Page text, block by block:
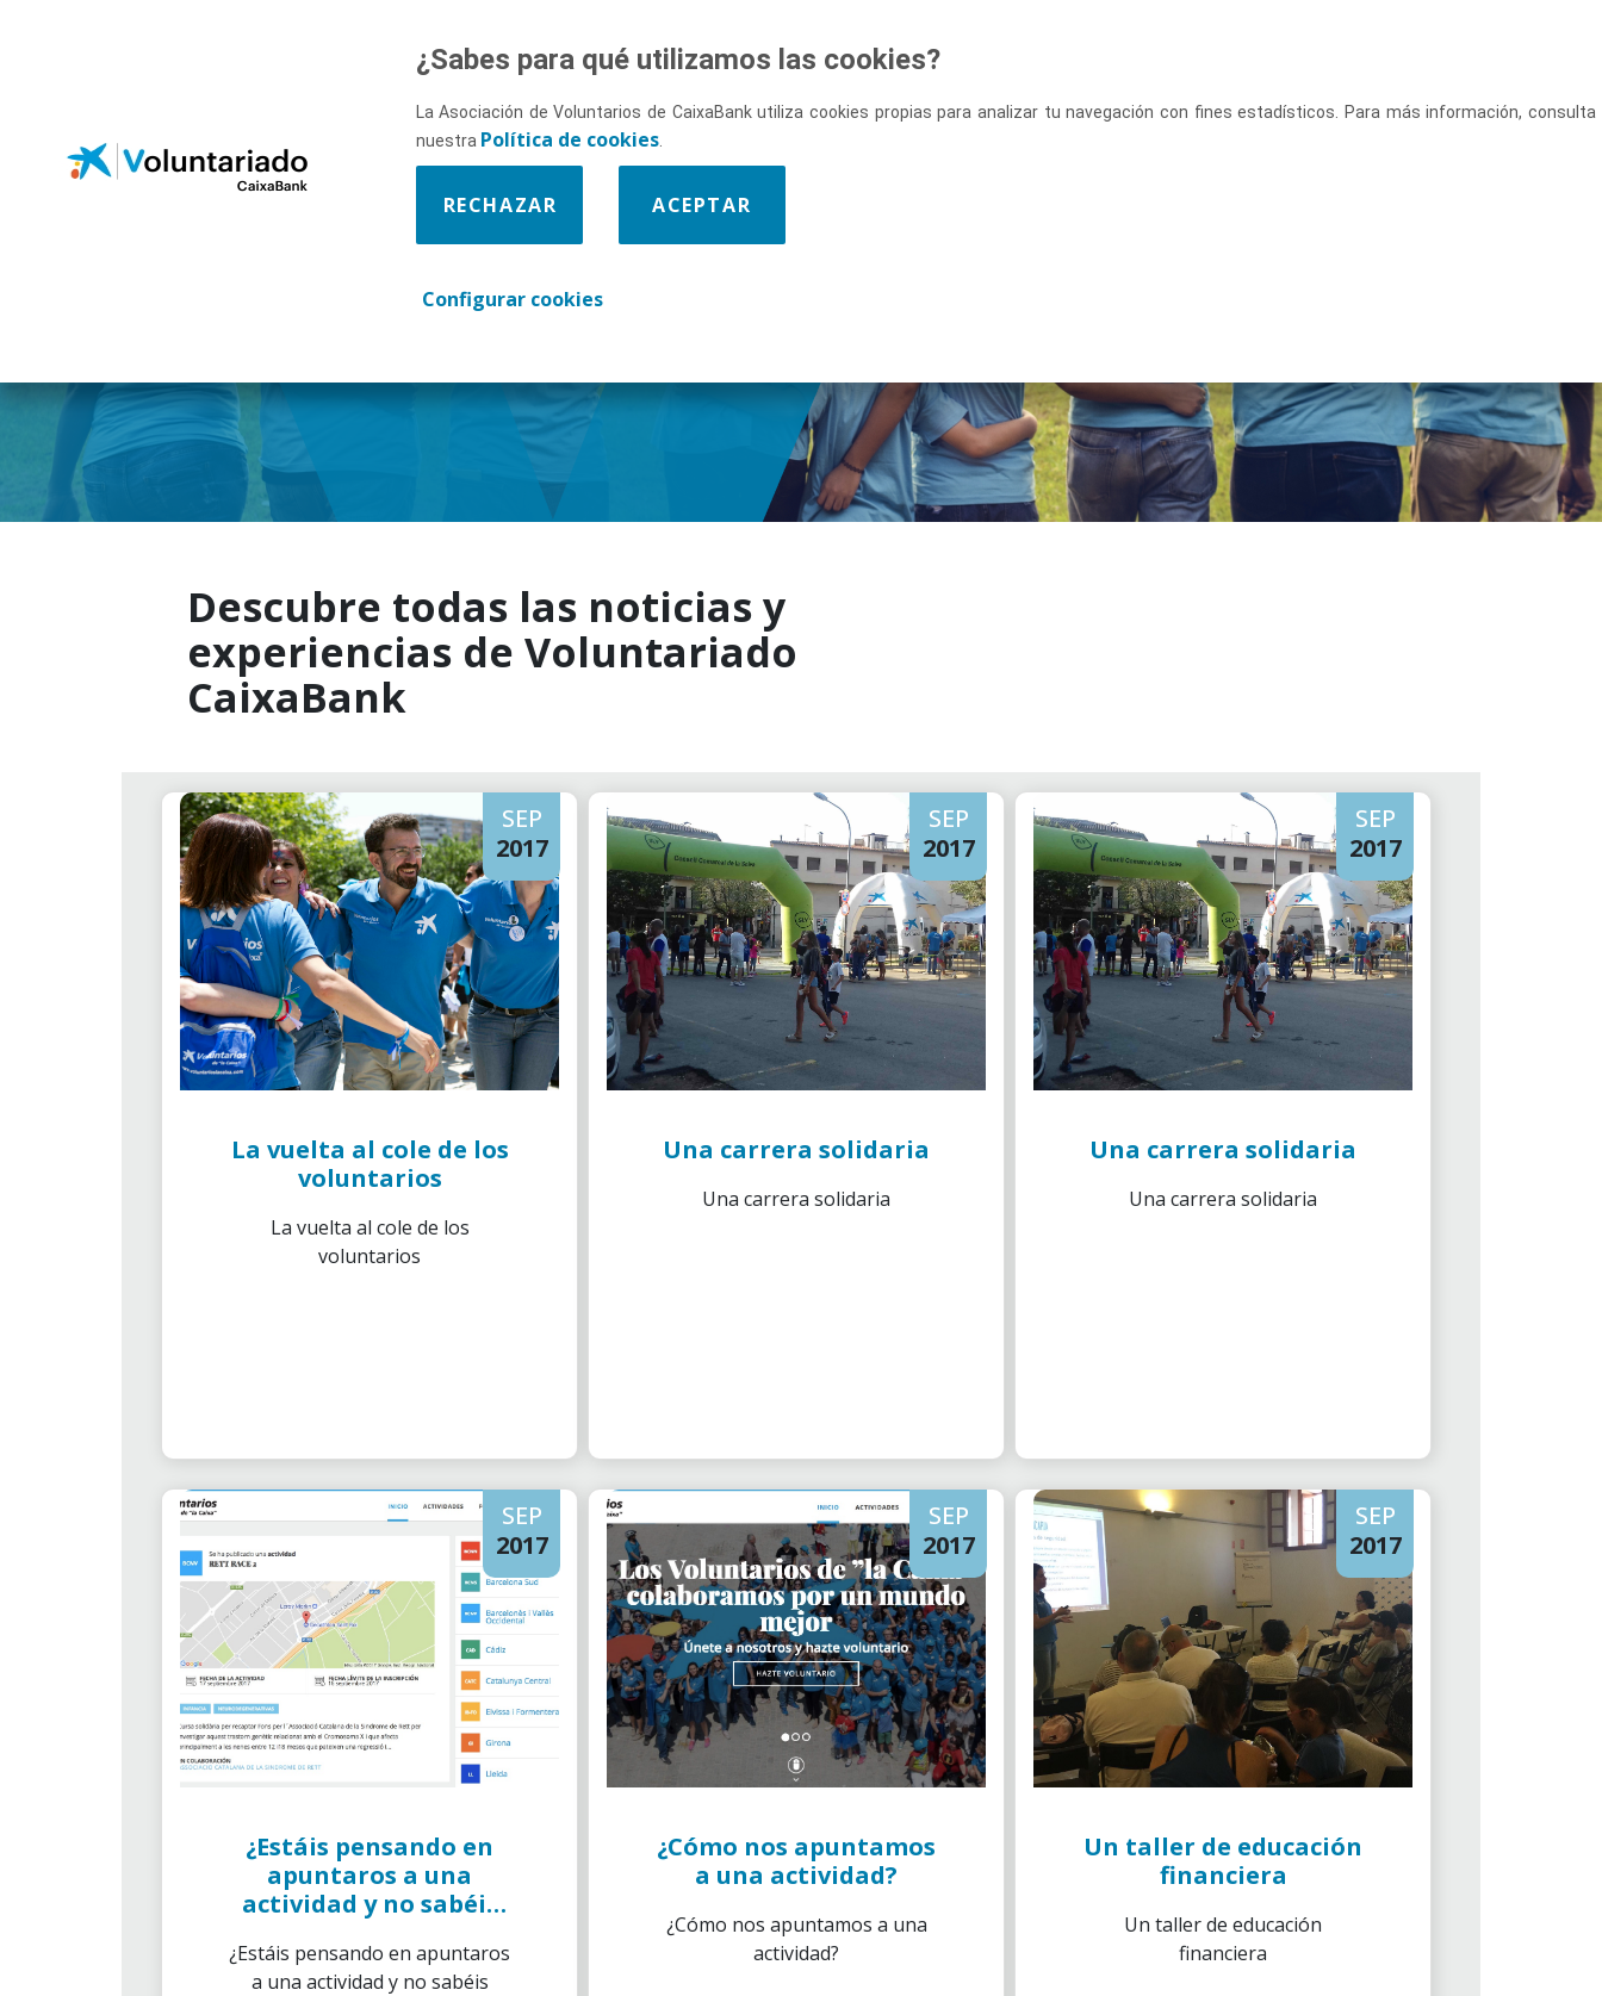
Descúbrenos
Descubre todas las noticias y
experiencias de Voluntariado
CaixaBank
SEP
2017
La vuelta al cole de los
voluntarios
La vuelta al cole de los
voluntarios
SEP
2017
Una carrera solidaria
Una carrera solidaria
SEP
2017
Una carrera solidaria
Una carrera solidaria
SEP
2017
¿Estáis pensando en
apuntaros a una
actividad y no sabéis
¿Estáis pensando en apuntaros
a una actividad y no sabéis
SEP
2017
¿Cómo nos apuntamos
a una actividad?
¿Cómo nos apuntamos a una
actividad?
SEP
2017
Un taller de educación
financiera
Un taller de educación
financiera
¿Sabes para qué utilizamos las cookies?
La Asociación de Voluntarios de CaixaBank utiliza cookies propias para analizar tu navegación con fines estadísticos. Para más información, consulta
nuestra Política de cookies.
RECHAZAR ACEPTAR
Configurar cookies